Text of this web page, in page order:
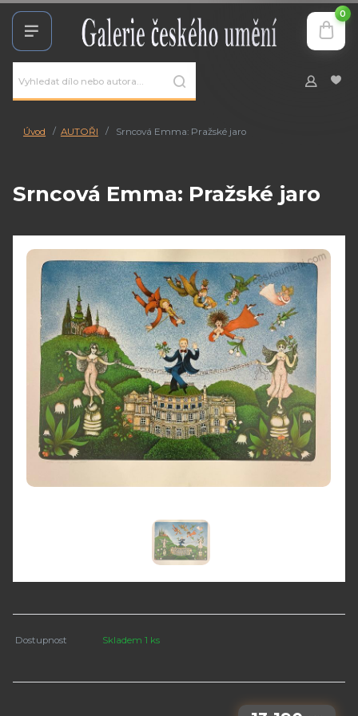
0
Úvod AUTOŘI Srncová Emma: Pražské jaro
Srncová Emma: Pražské jaro
Dostupnost Skladem 1 ks